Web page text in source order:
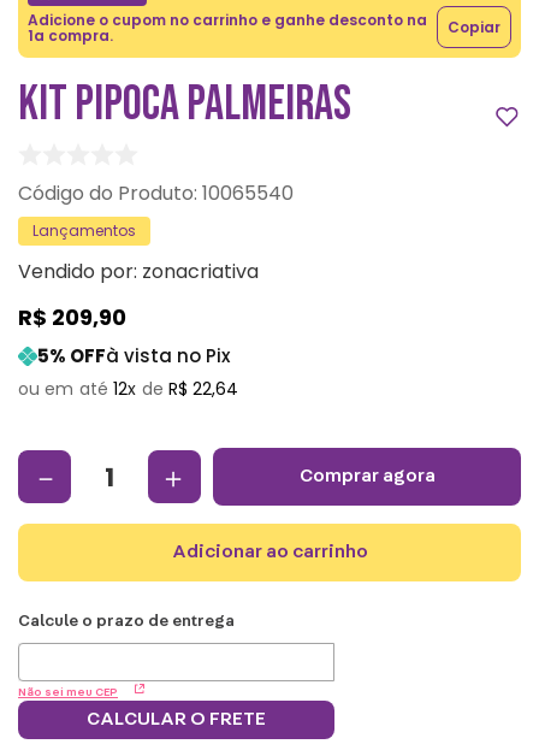
Adicione o cupom no carrinho e ganhe desconto na
1a compra. Copiar
KIT PIPOCA PALMEIRAS
: 10065540
Lançamentos
Vendido por: zonacriativa
R$ 209,90
5% OFFà vista no Pix
12 R$ 22,64
＋
－ comprar agora
adicionar ao carrinho
Não sei meu CEP
CALCULAR O FRETE